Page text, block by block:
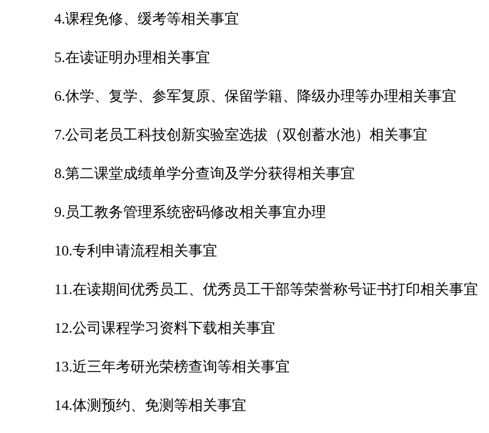
4.课程免修、缓考等相关事宜
5.在读证明办理相关事宜
6.休学、复学、参军复原、保留学籍、降级办理等办理相关事宜
7.公司老员工科技创新实验室选拔（双创蓄水池）相关事宜
8.第二课堂成绩单学分查询及学分获得相关事宜
9.员工教务管理系统密码修改相关事宜办理
10.专利申请流程相关事宜
11.在读期间优秀员工、优秀员工干部等荣誉称号证书打印相关事宜
12.公司课程学习资料下载相关事宜
13.近三年考研光荣榜查询等相关事宜
14.体测预约、免测等相关事宜